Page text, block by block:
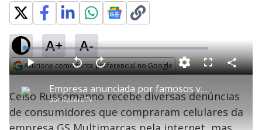
A+ A-
Adicione como fonte preferencial no Google
P Empresa anunciada por famosos vende celulares, mas não entrega os aparelhos
porRecordTV
P V
t
a
r
0
e
A
n
ç
a
1
s
L
o
a
d
e
:
1
.
1
9
%
F
s
c
e
C
o
a
r
i
l
Celso Russomanno recebe diversas denúncias
de consumidores que compraram celulares da